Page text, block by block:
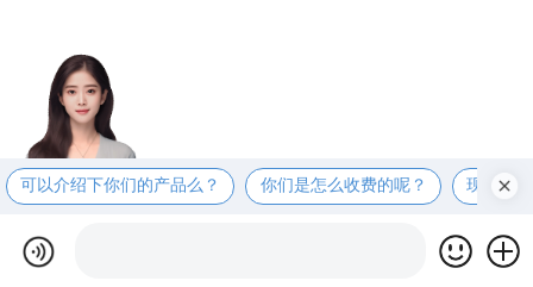
可以介绍下你们的产品么？ 你们是怎么收费的呢？ 现在有